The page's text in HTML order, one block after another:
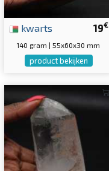
19€
kwarts
140 gram | 55x60x30 mm
product bekijken